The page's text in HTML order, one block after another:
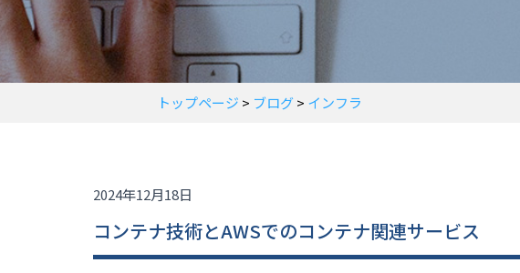
トップページ > ブログ> インフラ
2024年12月18日
コンテナ技術とAWSでのコンテナ関連サービス